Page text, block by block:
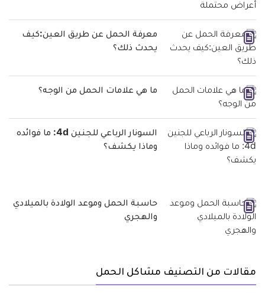
معرفة الحمل عن طريق العين:كيف
يحدث ذلك؟
ما هي علامات الحمل من الوجه؟
السونار الرباعي للجنين 4d: ما فوائده
وماذا يكشف؟
حاسبة الحمل وموعد الولادة بالميلادي
والهجري
مقالات من التصنيف مشاكل الحمل